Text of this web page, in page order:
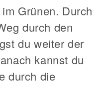
Grünen. Durch
durch den
du weiter der
kannst du
durch die